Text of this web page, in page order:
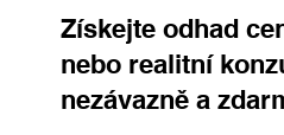
Získejte odhad
nebo realitní
nezávazně a